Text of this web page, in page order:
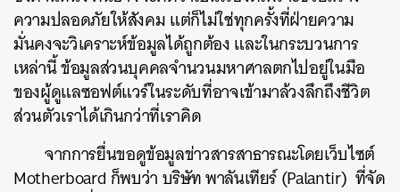
ความปลอดภัยให้สังคม แต่ก็ไม่ใช่ทุกครั้งที่ฝ่ายความ
มั่นคงจะวิเคราะห์ข้อมูลได้ถูกต้อง และในกระบวนการ
เหล่านี้ ข้อมูลส่วนบุคคลจำนวนมหาศาลตกไปอยู่ในมือ
ของผู้ดูแลซอฟต์แวร์ในระดับที่อาจเข้ามาล้วงลึกถึงชีวิต
ส่วนตัวเราได้เกินกว่าที่เราคิด
จากการยื่นขอดูข้อมูลข่าวสารสาธารณะโดยเว็บไซต์
Motherboard ก็พบว่า บริษัท พาลันเทียร์ (Palantir) ที่จัด